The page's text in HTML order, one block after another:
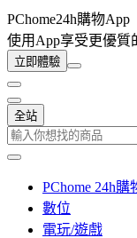
PChome24h購物App
使用App享受更優質
立即體驗
全站
PChome 24h購
數位
電玩/遊戲